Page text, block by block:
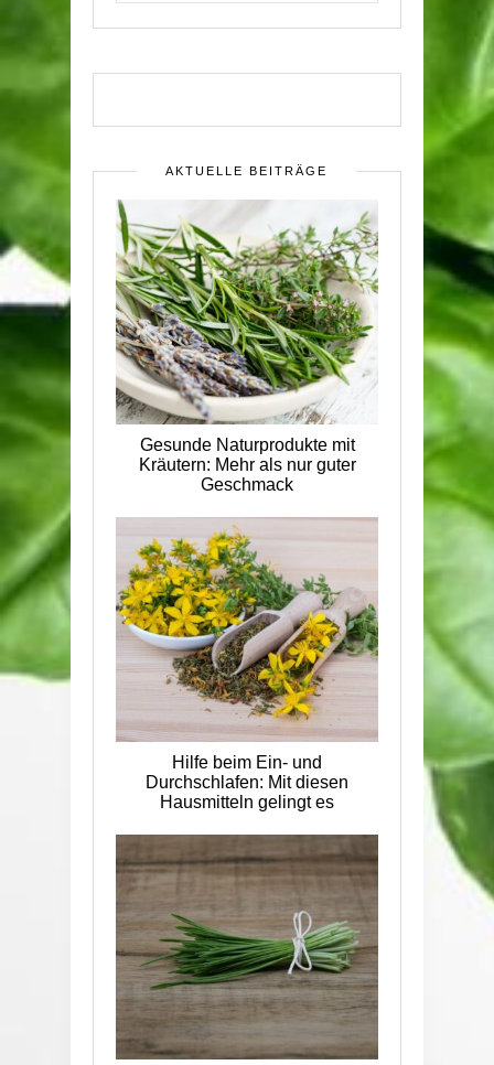
AKTUELLE BEITRÄGE
Gesunde Naturprodukte mit
Kräutern: Mehr als nur guter
Geschmack
Hilfe beim Ein- und
Durchschlafen: Mit diesen
Hausmitteln gelingt es